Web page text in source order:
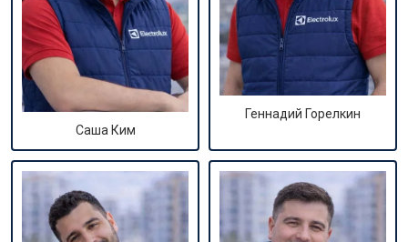
Саша Ким
Геннадий Горелкин